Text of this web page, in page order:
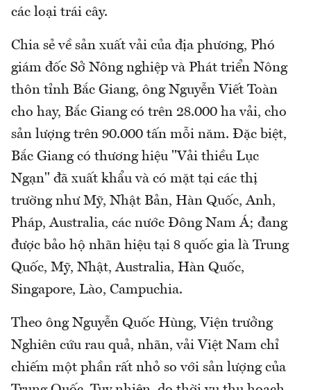
các loại trái cây.
Chia sẻ về sản xuất vải của địa phương, Phó
giám đốc Sở Nông nghiệp và Phát triển Nông
thôn tỉnh Bắc Giang, ông Nguyễn Viết Toàn
cho hay, Bắc Giang có trên 28.000 ha vải, cho
sản lượng trên 90.000 tấn mỗi năm. Đặc biệt,
Bắc Giang có thương hiệu "Vải thiều Lục
Ngạn" đã xuất khẩu và có mặt tại các thị
trường như Mỹ, Nhật Bản, Hàn Quốc, Anh,
Pháp, Australia, các nước Đông Nam Á; đang
được bảo hộ nhãn hiệu tại 8 quốc gia là Trung
Quốc, Mỹ, Nhật, Australia, Hàn Quốc,
Singapore, Lào, Campuchia.
Theo ông Nguyễn Quốc Hùng, Viện trưởng
Nghiên cứu rau quả, nhãn, vải Việt Nam chỉ
chiếm một phần rất nhỏ so với sản lượng của